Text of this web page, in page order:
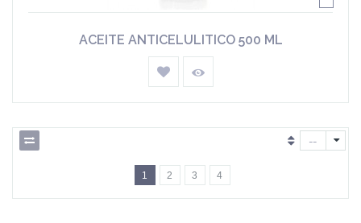
ACEITE ANTICELULITICO 500 ML
--
1 2 3 4